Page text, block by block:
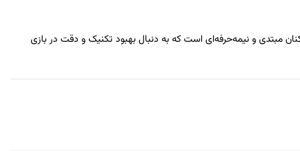
مبتدی و نیمه‌حرفه‌ای است که به دنبال بهبود تکنیک و دقت در بازی